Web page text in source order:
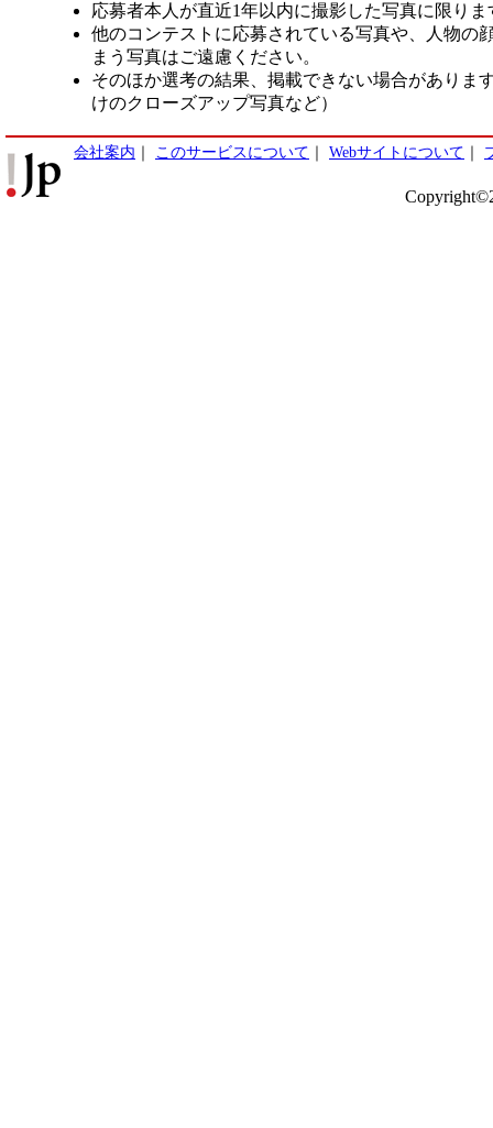
応募者本人が直近1年以内に撮影した写真に限りま
他のコンテストに応募されている写真や、人物の
まう写真はご遠慮ください。
そのほか選考の結果、掲載できない場合がありま
けのクローズアップ写真など）
会社案内 このサービスについて Webサイトについて